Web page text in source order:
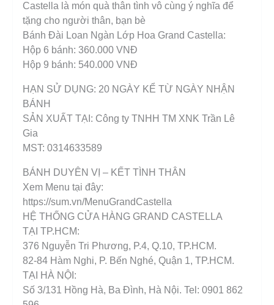
Castella là món quà thân tình vô cùng ý nghĩa để
tặng cho người thân, bạn bè
Bánh Đài Loan Ngàn Lớp Hoa Grand Castella:
Hộp 6 bánh: 360.000 VNĐ
Hộp 9 bánh: 540.000 VNĐ
HẠN SỬ DỤNG: 20 NGÀY KỂ TỪ NGÀY NHẬN
BÁNH
SẢN XUẤT TẠI: Công ty TNHH TM XNK Trần Lê
Gia
MST: 0314633589
BÁNH DUYÊN VỊ – KẾT TÌNH THÂN
Xem Menu tại đây:
https://sum.vn/MenuGrandCastella
HỆ THỐNG CỬA HÀNG GRAND CASTELLA
TẠI TP.HCM:
376 Nguyễn Tri Phương, P.4, Q.10, TP.HCM.
82-84 Hàm Nghi, P. Bến Nghé, Quận 1, TP.HCM.
TẠI HÀ NỘI:
Số 3/131 Hồng Hà, Ba Đình, Hà Nội. Tel: 0901 862